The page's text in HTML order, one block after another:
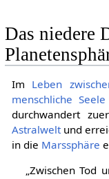
Das niedere
Im Leben
menschliche Seele
durchwandert
Astralweltund
in die Marssphäre
„Zwischen Tod